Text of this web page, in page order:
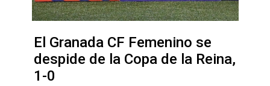
El Granada CF Femenino se
despide de la Copa de la Reina,
1-0